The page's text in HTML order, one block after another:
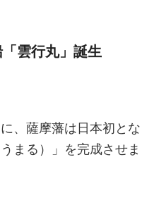
雲行丸」誕生
、薩摩藩は日本初とな
まる）」を完成させま